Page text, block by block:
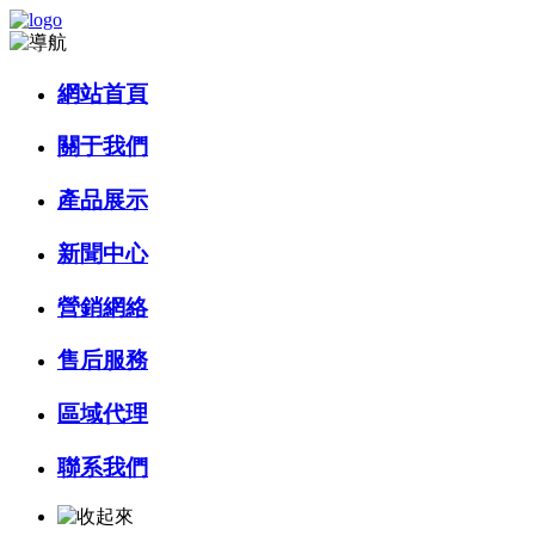
網站首頁
關于我們
產品展示
新聞中心
營銷網絡
售后服務
區域代理
聯系我們